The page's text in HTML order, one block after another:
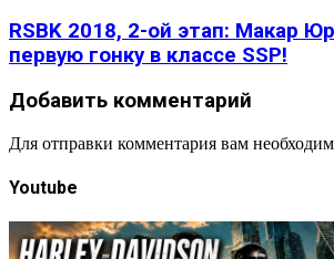
RSBK 2018, 2-ой этап: Макар
первую гонку в классе SSP!
Добавить комментарий
Для отправки комментария вам
Youtube